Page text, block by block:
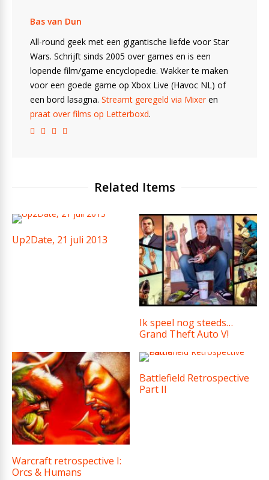
Bas van Dun
All-round geek met een gigantische liefde voor Star
Wars. Schrijft sinds 2005 over games en is een
lopende film/game encyclopedie. Wakker te maken
voor een goede game op Xbox Live (Havoc NL) of
een bord lasagna. Streamt geregeld via Mixeren
praat over films op Letterboxd.
Related Items
Up2Date, 21 juli 2013
Ik speel nog steeds…
Grand Theft Auto V!
Warcraft retrospective I:
Orcs & Humans
Battlefield Retrospective
Part II